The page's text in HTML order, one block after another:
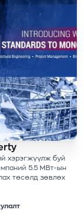
хэрэгжүүлж буй
5.5 МВт-ын
төсөлд зөвлөх